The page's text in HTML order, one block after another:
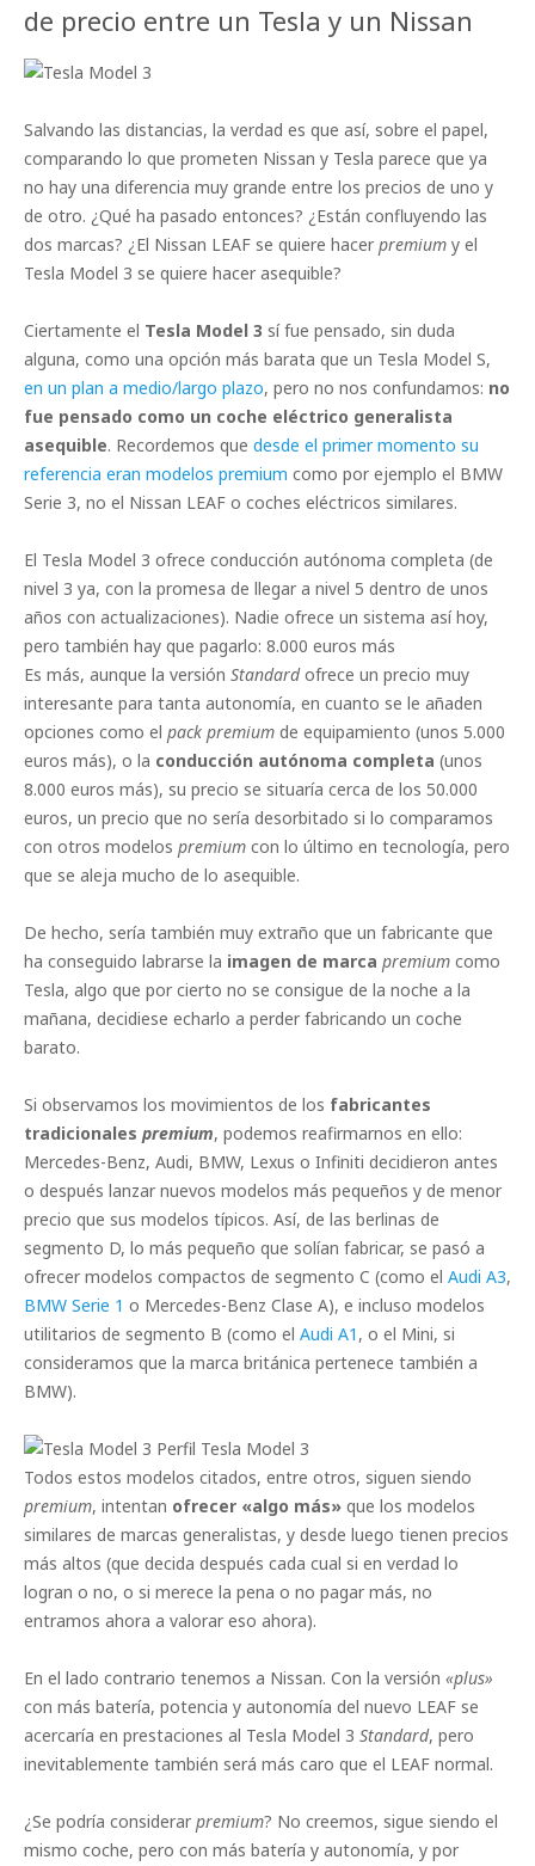
de precio entre un Tesla y un Nissan
Salvando las distancias, la verdad es que así, sobre el papel,
comparando lo que prometen Nissan y Tesla parece que ya
no hay una diferencia muy grande entre los precios de uno y
de otro. ¿Qué ha pasado entonces? ¿Están confluyendo las
dos marcas? ¿El Nissan LEAF se quiere hacer premium y el
Tesla Model 3 se quiere hacer asequible?
Ciertamente el Tesla Model 3 sí fue pensado, sin duda
alguna, como una opción más barata que un Tesla Model S,
en un plan a medio/largo plazo, pero no nos confundamos: no
fue pensado como un coche eléctrico generalista
asequible. Recordemos que desde el primer momento su
referencia eran modelos premium como por ejemplo el BMW
Serie 3, no el Nissan LEAF o coches eléctricos similares.
El Tesla Model 3 ofrece conducción autónoma completa (de
nivel 3 ya, con la promesa de llegar a nivel 5 dentro de unos
años con actualizaciones). Nadie ofrece un sistema así hoy,
pero también hay que pagarlo: 8.000 euros más
Es más, aunque la versión Standardofrece un precio muy
interesante para tanta autonomía, en cuanto se le añaden
opciones como el pack premium de equipamiento (unos 5.000
euros más), o la conducción autónoma completa (unos
8.000 euros más), su precio se situaría cerca de los 50.000
euros, un precio que no sería desorbitado si lo comparamos
con otros modelos premium con lo último en tecnología, pero
que se aleja mucho de lo asequible.
De hecho, sería también muy extraño que un fabricante que
ha conseguido labrarse la imagen de marca premium como
Tesla, algo que por cierto no se consigue de la noche a la
mañana, decidiese echarlo a perder fabricando un coche
barato.
Si observamos los movimientos de los fabricantes
tradicionales premium, podemos reafirmarnos en ello:
Mercedes-Benz, Audi, BMW, Lexus o Infiniti decidieron antes
o después lanzar nuevos modelos más pequeños y de menor
precio que sus modelos típicos. Así, de las berlinas de
segmento D, lo más pequeño que solían fabricar, se pasó a
ofrecer modelos compactos de segmento C (como el Audi A3,
BMW Serie 1 o Mercedes-Benz Clase A), e incluso modelos
utilitarios de segmento B (como el Audi A1 , o el Mini, si
consideramos que la marca británica pertenece también a
BMW).
Tesla Model 3
Todos estos modelos citados, entre otros, siguen siendo
premium, intentan ofrecer «algo más» que los modelos
similares de marcas generalistas, y desde luego tienen precios
más altos (que decida después cada cual si en verdad lo
logran o no, o si merece la pena o no pagar más, no
entramos ahora a valorar eso ahora).
En el lado contrario tenemos a Nissan. Con la versión «plus»
con más batería, potencia y autonomía del nuevo LEAF se
acercaría en prestaciones al Tesla Model 3 Standard, pero
inevitablemente también será más caro que el LEAF normal.
¿Se podría considerar premium? No creemos, sigue siendo el
mismo coche, pero con más batería y autonomía, y por